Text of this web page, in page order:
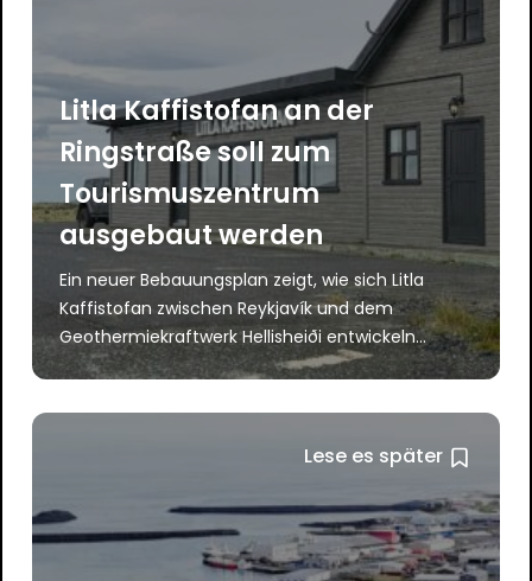
Litla Kaffistofan an der
Ringstraße soll zum
Tourismuszentrum
ausgebaut werden
Ein neuer Bebauungsplan zeigt, wie sich Litla
Kaffistofan zwischen Reykjavík und dem
Geothermiekraftwerk Hellisheiði entwickeln...
Lese es später